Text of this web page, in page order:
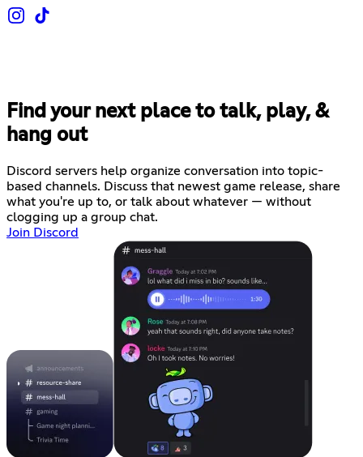
Find your next place to talk, play, &
hang out
Discord servers help organize conversation into topic-
based channels. Discuss that newest game release, share
what you're up to, or talk about whatever — without
clogging up a group chat.
Join Discord